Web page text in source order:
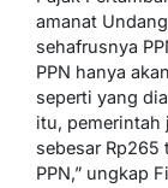
amanat
sehafrusnya
PPN hanya
seperti yang
itu, pemerintah
sebesar
PPN,” ungkap